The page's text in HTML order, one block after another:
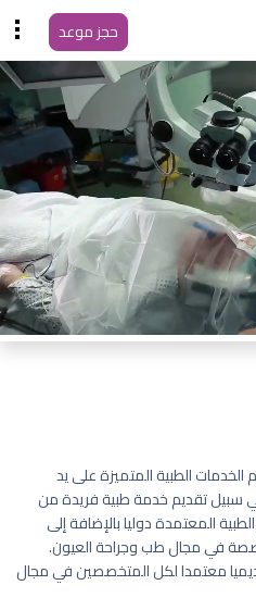
حجز موعد
الخدمات الطبية المتميزة على يد
سبيل تقديم خدمة طبية فريدة من
المعتمدة دوليا بالإضافة إلى
في مجال طب وجراحة العيون.
معتمدا لكل المتخصصين في مجال